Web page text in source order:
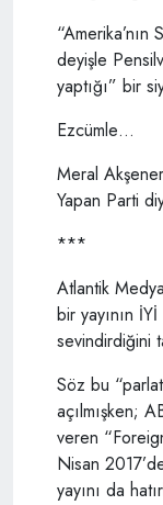
deyişle
yaptığı” bir
Ezcümle…
Meral
Yapan Parti
***
Atlantik
bir yayının
sevindirdiğini
Söz bu
açılmışken;
veren
Nisan
yayını da